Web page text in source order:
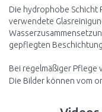
Die hydrophobe Schicht
verwendete
gepflegten
Bei regelmäßiger Pflege
Die Bilder können vom